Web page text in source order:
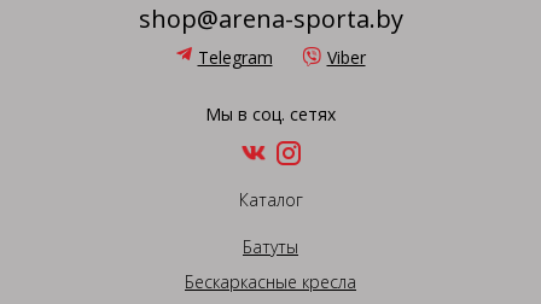
shop@arena-sporta.by
Telegram Viber
Мы в соц. сетях
Каталог
Батуты
Бескаркасные кресла